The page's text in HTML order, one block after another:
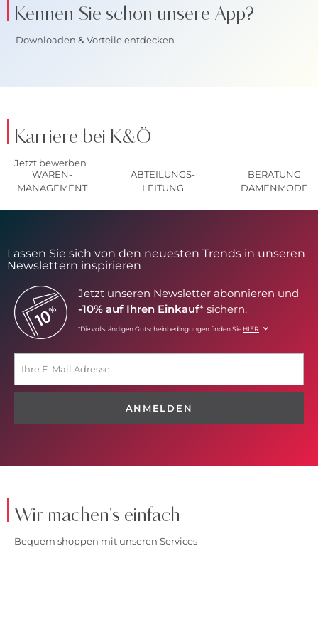
Kennen Sie schon unsere App?
Downloaden & Vorteile entdecken
Karriere bei K&Ö
Jetzt bewerben
WAREN-
MANAGEMENT
ABTEILUNGS-
LEITUNG
BERATUNG
DAMENMODE
Lassen Sie sich von den neuesten Trends in unseren
Newslettern inspirieren
Jetzt unseren Newsletter abonnieren und
-10% auf Ihren Einkauf* sichern.
*Die vollständigen Gutscheinbedingungen finden Sie HIER
ANMELDEN
Wir machen's einfach
Bequem shoppen mit unseren Services